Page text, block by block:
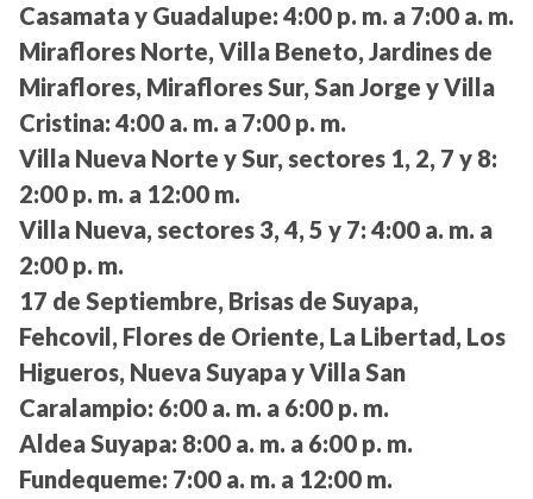
Casamata y Guadalupe: 4:00 p. m. a 7:00 a. m.
Miraflores Norte, Villa Beneto, Jardines de
Miraflores, Miraflores Sur, San Jorge y Villa
Cristina: 4:00 a. m. a 7:00 p. m.
Villa Nueva Norte y Sur, sectores 1, 2, 7 y 8:
2:00 p. m. a 12:00 m.
Villa Nueva, sectores 3, 4, 5 y 7: 4:00 a. m. a
2:00 p. m.
17 de Septiembre, Brisas de Suyapa,
Fehcovil, Flores de Oriente, La Libertad, Los
Higueros, Nueva Suyapa y Villa San
Caralampio: 6:00 a. m. a 6:00 p. m.
Aldea Suyapa: 8:00 a. m. a 6:00 p. m.
Fundequeme: 7:00 a. m. a 12:00 m.